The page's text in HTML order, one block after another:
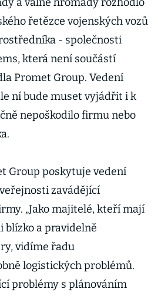
řetězce vojenských vozů
- společnosti
která není součástí
Promet Group. Vedení
ní bude muset vyjádřit i k
nepoškodilo firmu nebo
Group poskytuje vedení
zavádějící
„Jako majitelé, kteří mají
blízko a pravidelně
vidíme řadu
logistických problémů.
problémy s plánováním